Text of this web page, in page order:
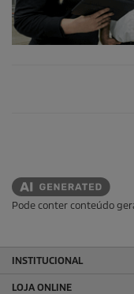
Pode conter conteúdo
INSTITUCIONAL
LOJA ONLINE